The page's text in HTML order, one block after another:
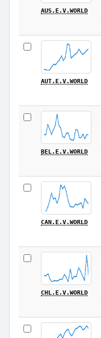
AUS.E.V.WORLD
AUT.E.V.WORLD
BEL.E.V.WORLD
CAN.E.V.WORLD
CHL.E.V.WORLD